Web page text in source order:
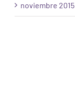
noviembre 2015